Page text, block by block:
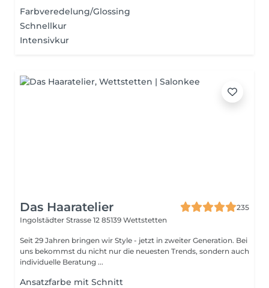
Farbveredelung/Glossing
Schnellkur
Intensivkur
Das Haaratelier
235
Ingolstädter Strasse 12 85139 Wettstetten
Seit 29 Jahren bringen wir Style - jetzt in zweiter Generation. Bei
uns bekommst du nicht nur die neuesten Trends, sondern auch
individuelle Beratung ...
Ansatzfarbe mit Schnitt